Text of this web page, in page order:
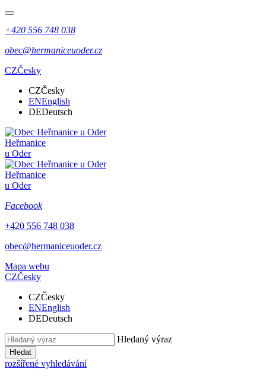
+420 556 748 038
obec@hermaniceuoder.cz
CZČesky
CZČesky
ENEnglish
DEDeutsch
Heřmanice
u Oder
Heřmanice
u Oder
Facebook
+420 556 748 038
obec@hermaniceuoder.cz
Mapa webu
CZČesky
CZČesky
ENEnglish
DEDeutsch
Hledaný výraz
Hledat
rozšířené vyhledávání